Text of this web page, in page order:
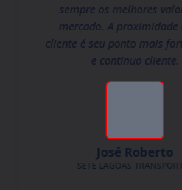
sempre os melhores
mercado. A proximidade
cliente é seu ponto mais
e continuo cliente.
José Roberto
SETE LAGOAS